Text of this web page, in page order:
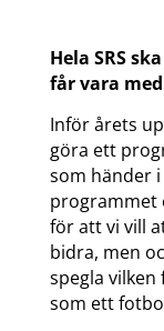
Hela SRS
får vara
Inför årets
göra ett
som händer
programmet
för att vi vill
bidra, men
spegla
som ett